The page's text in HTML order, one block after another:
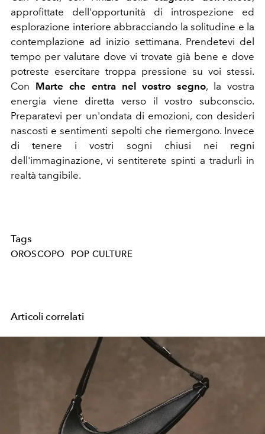
approfittate dell'opportunità di introspezione ed
esplorazione interiore abbracciando la solitudine e la
contemplazione ad inizio settimana. Prendetevi del
tempo per valutare dove vi trovate già bene e dove
potreste esercitare troppa pressione su voi stessi.
Con Marte che entra nel vostro segno, la vostra
energia viene diretta verso il vostro subconscio.
Preparatevi per un'ondata di emozioni, con desideri
nascosti e sentimenti sepolti che riemergono. Invece
di tenere i vostri sogni chiusi nei regni
dell'immaginazione, vi sentiterete spinti a tradurli in
realtà tangibile.
Tags
OROSCOPO POP CULTURE
Articoli correlati